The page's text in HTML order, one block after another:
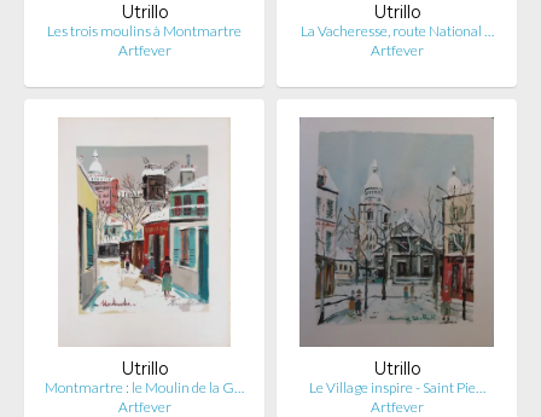
Utrillo
Les trois moulins à Montmartre
Artfever
Utrillo
La Vacheresse, route National …
Artfever
Utrillo
Montmartre : le Moulin de la G…
Artfever
Utrillo
Le Village inspire - Saint Pie…
Artfever